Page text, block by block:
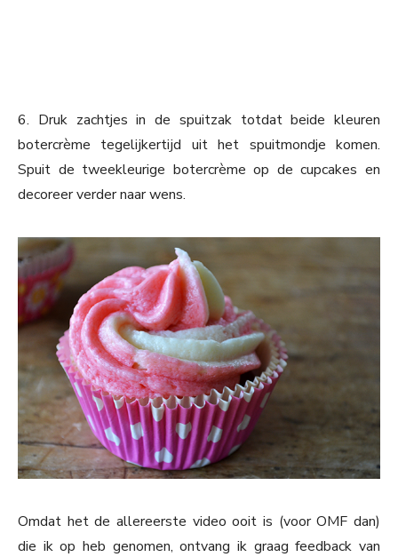
6. Druk zachtjes in de spuitzak totdat beide kleuren
botercrème tegelijkertijd uit het spuitmondje komen.
Spuit de tweekleurige botercrème op de cupcakes en
decoreer verder naar wens.
Omdat het de allereerste video ooit is (voor OMF dan)
die ik op heb genomen, ontvang ik graag feedback van